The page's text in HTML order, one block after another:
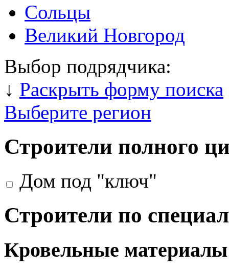
Сольцы
Великий Новгород
Выбор подрядчика:
↓ Раскрыть форму поиска
Выберите регион
Строители полного
Дом под "ключ"
Строители по
Кровельные материалы